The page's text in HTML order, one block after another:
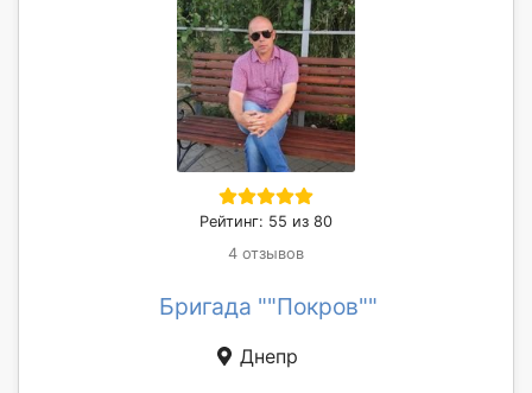
Рейтинг: 55 из 80
4 отзывов
Бригада ""Покров""
Днепр